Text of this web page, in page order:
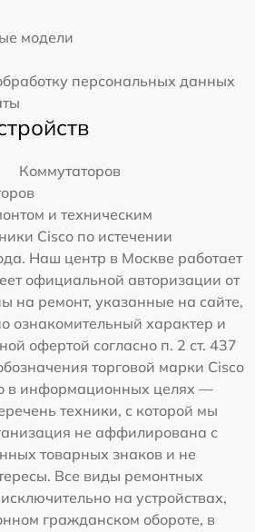
модели
персональных данных
Коммутаторов
и техническим
Cisco по истечении
Наш центр в Москве работает
официальной авторизации от
на ремонт, указанные на сайте,
ознакомительный характер и
офертой согласно п. 2 ст. 437
торговой марки Cisco
в информационных целях —
техники, с которой мы
не аффилирована с
товарных знаков и не
Все виды ремонтных
на устройствах,
гражданском обороте, в